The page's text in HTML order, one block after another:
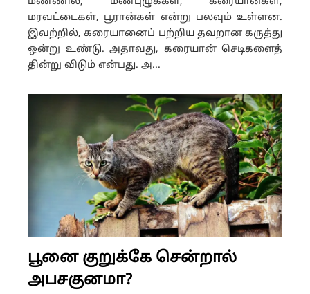
மரவட்டைகள், பூரான்கள் என்று பலவும் உள்ளன.
இவற்றில், கரையானைப் பற்றிய தவறான கருத்து
ஒன்று உண்டு. அதாவது, கரையான் செடிகளைத்
தின்று விடும் என்பது. அ...
பூனை குறுக்கே சென்றால்
அபசகுனமா?